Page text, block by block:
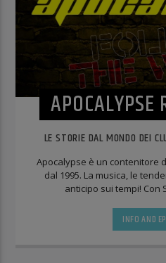
APOCALYPSE
LE STORIE DAL MONDO DEI
Apocalypse è un contenitore
dal 1995. La musica, le
anticipo sui tempi! Con
INFO AND